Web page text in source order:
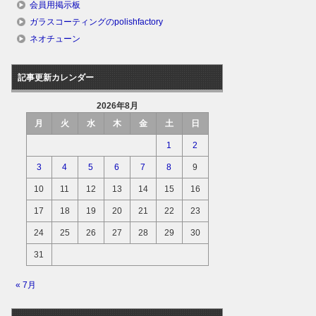
会員用掲示板
ガラスコーティングのpolishfactory
ネオチューン
記事更新カレンダー
2026年8月
月
火 水 木 金 土 日
1 2
3 4 5 6 7 8 9
10 11 12 13 14 15 16
17 18 19 20 21 22 23
24 25 26 27 28 29 30
31
« 7月